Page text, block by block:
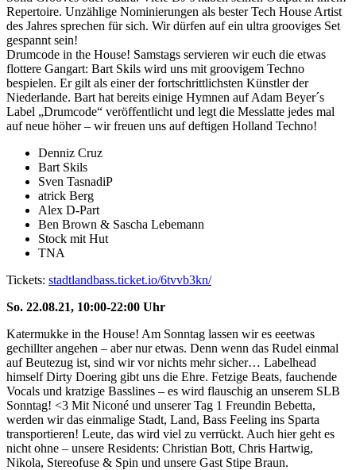
Repertoire. Unzählige Nominierungen als bester Tech House Artist
des Jahres sprechen für sich. Wir dürfen auf ein ultra grooviges Set
gespannt sein!
Drumcode in the House! Samstags servieren wir euch die etwas
flottere Gangart: Bart Skils wird uns mit groovigem Techno
bespielen. Er gilt als einer der fortschrittlichsten Künstler der
Niederlande. Bart hat bereits einige Hymnen auf Adam Beyer´s
Label „Drumcode“ veröffentlicht und legt die Messlatte jedes mal
auf neue höher – wir freuen uns auf deftigen Holland Techno!
Denniz Cruz
Bart Skils
Sven TasnadiP
atrick Berg
Alex D-Part
Ben Brown & Sascha Lebemann
Stock mit Hut
TNA
Tickets: stadtlandbass.ticket.io/6tvvb3kn/
So. 22.08.21, 10:00-22:00 Uhr
Katermukke in the House! Am Sonntag lassen wir es eeetwas
gechillter angehen – aber nur etwas. Denn wenn das Rudel einmal
auf Beutezug ist, sind wir vor nichts mehr sicher… Labelhead
himself Dirty Doering gibt uns die Ehre. Fetzige Beats, fauchende
Vocals und kratzige Basslines – es wird flauschig an unserem SLB
Sonntag! <3 Mit Niconé und unserer Tag 1 Freundin Bebetta,
werden wir das einmalige Stadt, Land, Bass Feeling ins Sparta
transportieren! Leute, das wird viel zu verrückt. Auch hier geht es
nicht ohne – unsere Residents: Christian Bott, Chris Hartwig,
Nikola, Stereofuse & Spin und unsere Gast Stipe Braun.